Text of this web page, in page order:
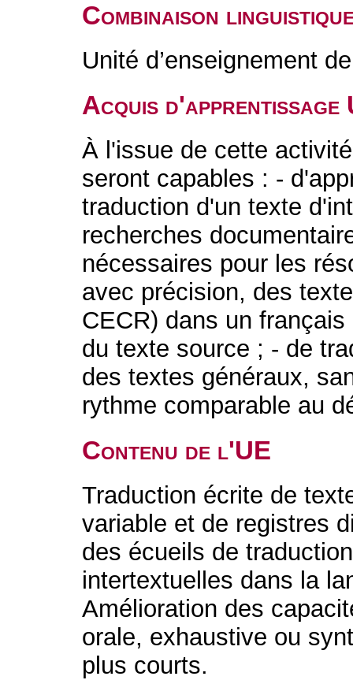
Combinaison
Unité d’enseignement
Acquis d'apprentissage
À l'issue de cette
seront capables : -
traduction d'un texte
recherches
nécessaires pour les
avec précision, des
CECR) dans un
du texte source ; - de
des textes généraux,
rythme comparable au
Contenu de l'UE
Traduction écrite de
variable et de registres
des écueils de
intertextuelles dans la
Amélioration des
orale, exhaustive ou
plus courts.